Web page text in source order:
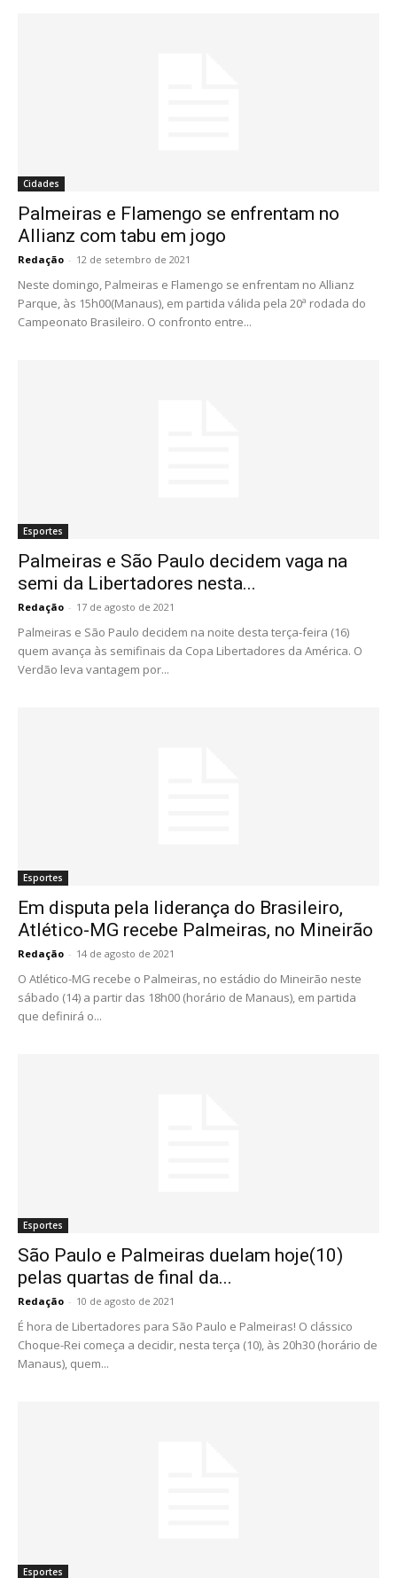
Cidades
Palmeiras e Flamengo se enfrentam no
Allianz com tabu em jogo
Redação - 12 de setembro de 2021
Neste domingo, Palmeiras e Flamengo se enfrentam no Allianz
Parque, às 15h00(Manaus), em partida válida pela 20ª rodada do
Campeonato Brasileiro. O confronto entre...
Esportes
Palmeiras e São Paulo decidem vaga na
semi da Libertadores nesta...
Redação - 17 de agosto de 2021
Palmeiras e São Paulo decidem na noite desta terça-feira (16)
quem avança às semifinais da Copa Libertadores da América. O
Verdão leva vantagem por...
Esportes
Em disputa pela liderança do Brasileiro,
Atlético-MG recebe Palmeiras, no Mineirão
Redação - 14 de agosto de 2021
O Atlético-MG recebe o Palmeiras, no estádio do Mineirão neste
sábado (14) a partir das 18h00 (horário de Manaus), em partida
que definirá o...
Esportes
São Paulo e Palmeiras duelam hoje(10)
pelas quartas de final da...
Redação - 10 de agosto de 2021
É hora de Libertadores para São Paulo e Palmeiras! O clássico
Choque-Rei começa a decidir, nesta terça (10), às 20h30 (horário de
Manaus), quem...
Esportes